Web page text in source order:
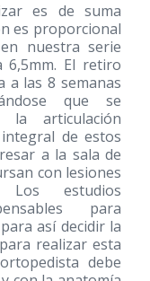
es de suma
es proporcional
nuestra serie
6,5mm. El retiro
a las 8 semanas
que se
la articulación
de estos
a la sala de
con lesiones
Los estudios
para
así decidir la
realizar esta
debe